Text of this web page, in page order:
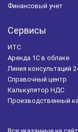
Финансовый учет
Сервисы
ИТС
Аренда 1С в облаке
Линия консультаций
Справочный центр
Калькулятор НДС
Производственный